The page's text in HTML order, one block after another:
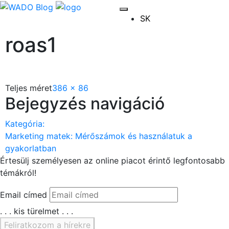
SK
roas1
Teljes méret386 × 86
Bejegyzés navigáció
Kategória:
Marketing matek: Mérőszámok és használatuk a
gyakorlatban
Értesülj személyesen az online piacot érintő legfontosabb
témákról!
Email címed
. . . kis türelmet . . .
Feliratkozom a hírekre